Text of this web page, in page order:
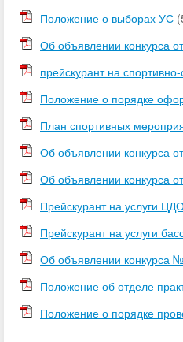
Положение о выборах УС
Об объявлении конкурса
прейскурант на
Положение о порядке
План спортивных
Об объявлении конкурса
Об объявлении конкурса
Прейскурант на услуги
Прейскурант на услуги
Об объявлении конкурса
Положение об отделе
Положение о порядке